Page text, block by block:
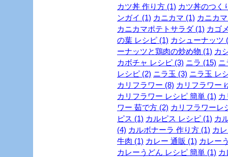
カツ丼 作り方 (1) カツ丼のつく
ンガイ (1) カニカマ (1) カニカ
カニカマポテトサラダ (1) カゴ
の葉 レシピ (1) カシューナッツ
ーナッツと鶏肉の炒め物 (1) カ
カボチャ レシピ (3) ニラ (15) ニ
レシピ (2) ニラ玉 (3) ニラ玉 レ
カリフラワー (8) カリフラワー
カリフラワー レシピ 簡単 (1)
ワー 茹で方 (2) カリフラワーレ
ピス (1) カルピス レシピ (1) カ
(4) カルボナーラ 作り方 (1) カ
牛肉 (1) カレー 通販 (1) カレー
カレーうどん レシピ 簡単 (1)